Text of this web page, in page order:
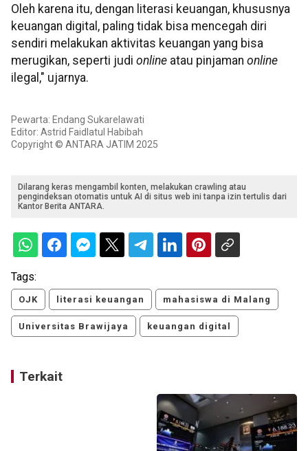
Oleh karena itu, dengan literasi keuangan, khususnya
keuangan digital, paling tidak bisa mencegah diri
sendiri melakukan aktivitas keuangan yang bisa
merugikan, seperti judi online atau pinjaman online
ilegal," ujarnya.
Pewarta: Endang Sukarelawati
Editor: Astrid Faidlatul Habibah
Copyright © ANTARA JATIM 2025
Dilarang keras mengambil konten, melakukan crawling atau
pengindeksan otomatis untuk AI di situs web ini tanpa izin tertulis dari
Kantor Berita ANTARA.
Tags:
OJK literasi keuangan mahasiswa di Malang
Universitas Brawijaya keuangan digital
Terkait